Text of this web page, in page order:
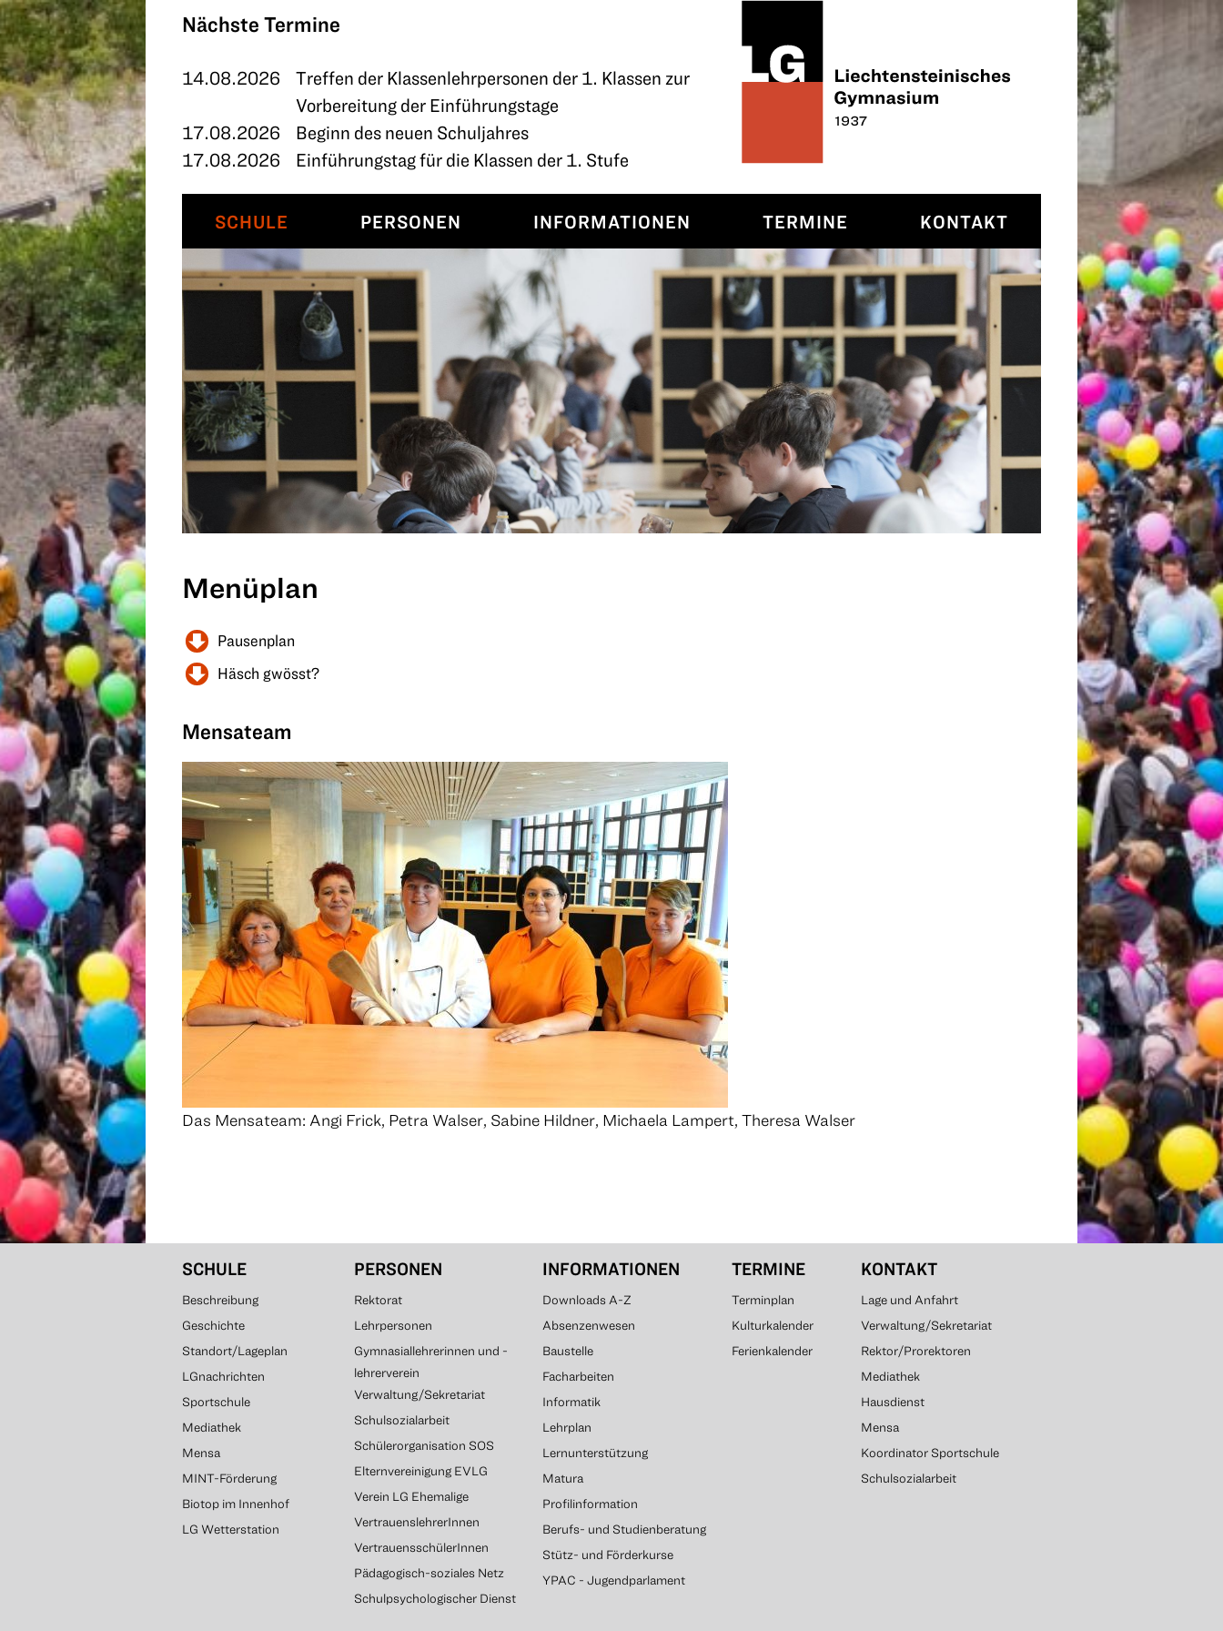
Nächste Termine
14.08.2026
Treffen der Klassenlehrpersonen der 1. Klassen zur
Vorbereitung der Einführungstage
17.08.2026
Beginn des neuen Schuljahres
17.08.2026
Einführungstag für die Klassen der 1. Stufe
SCHULE PERSONEN INFORMATIONEN TERMINE KONTAKT
KONTAKT
Menüplan
Pausenplan
Häsch gwösst?
Mensateam
Das Mensateam: Angi Frick, Petra Walser, Sabine Hildner, Michaela Lampert, Theresa Walser
SCHULE
Beschreibung
Geschichte
Standort/Lageplan
LGnachrichten
Sportschule
Mediathek
Mensa
MINT-Förderung
Biotop im Innenhof
LG Wetterstation
PERSONEN
Rektorat
Lehrpersonen
Gymnasiallehrerinnen und -
lehrerverein
Verwaltung/Sekretariat
Schulsozialarbeit
Schülerorganisation SOS
Elternvereinigung EVLG
Verein LG Ehemalige
VertrauenslehrerInnen
VertrauensschülerInnen
Pädagogisch-soziales Netz
Schulpsychologischer Dienst
INFORMATIONEN
Downloads A-Z
Absenzenwesen
Baustelle
Facharbeiten
Informatik
Lehrplan
Lernunterstützung
Matura
Profilinformation
Berufs- und Studienberatung
Stütz- und Förderkurse
YPAC - Jugendparlament
TERMINE
Terminplan
Kulturkalender
Ferienkalender
KONTAKT
Lage und Anfahrt
Verwaltung/Sekretariat
Rektor/Prorektoren
Mediathek
Hausdienst
Mensa
Koordinator Sportschule
Schulsozialarbeit